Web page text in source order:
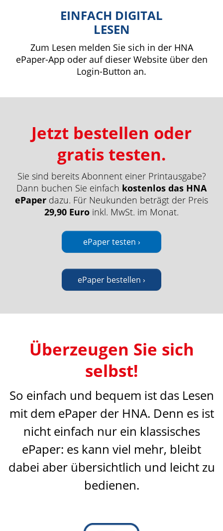
EINFACH DIGITAL
LESEN
Zum Lesen melden Sie sich in der HNA
ePaper-App oder auf dieser Website über den
Login-Button an.
Jetzt bestellen oder
gratis testen.
Sie sind bereits Abonnent einer Printausgabe?
Dann buchen Sie einfach kostenlos das HNA
ePaper dazu. Für Neukunden beträgt der Preis
29,90 Euro inkl. MwSt. im Monat.
ePaper testen ›
ePaper bestellen ›
Überzeugen Sie sich
selbst!
So einfach und bequem ist das Lesen
mit dem ePaper der HNA. Denn es ist
nicht einfach nur ein klassisches
ePaper: es kann viel mehr, bleibt
dabei aber übersichtlich und leicht zu
bedienen.